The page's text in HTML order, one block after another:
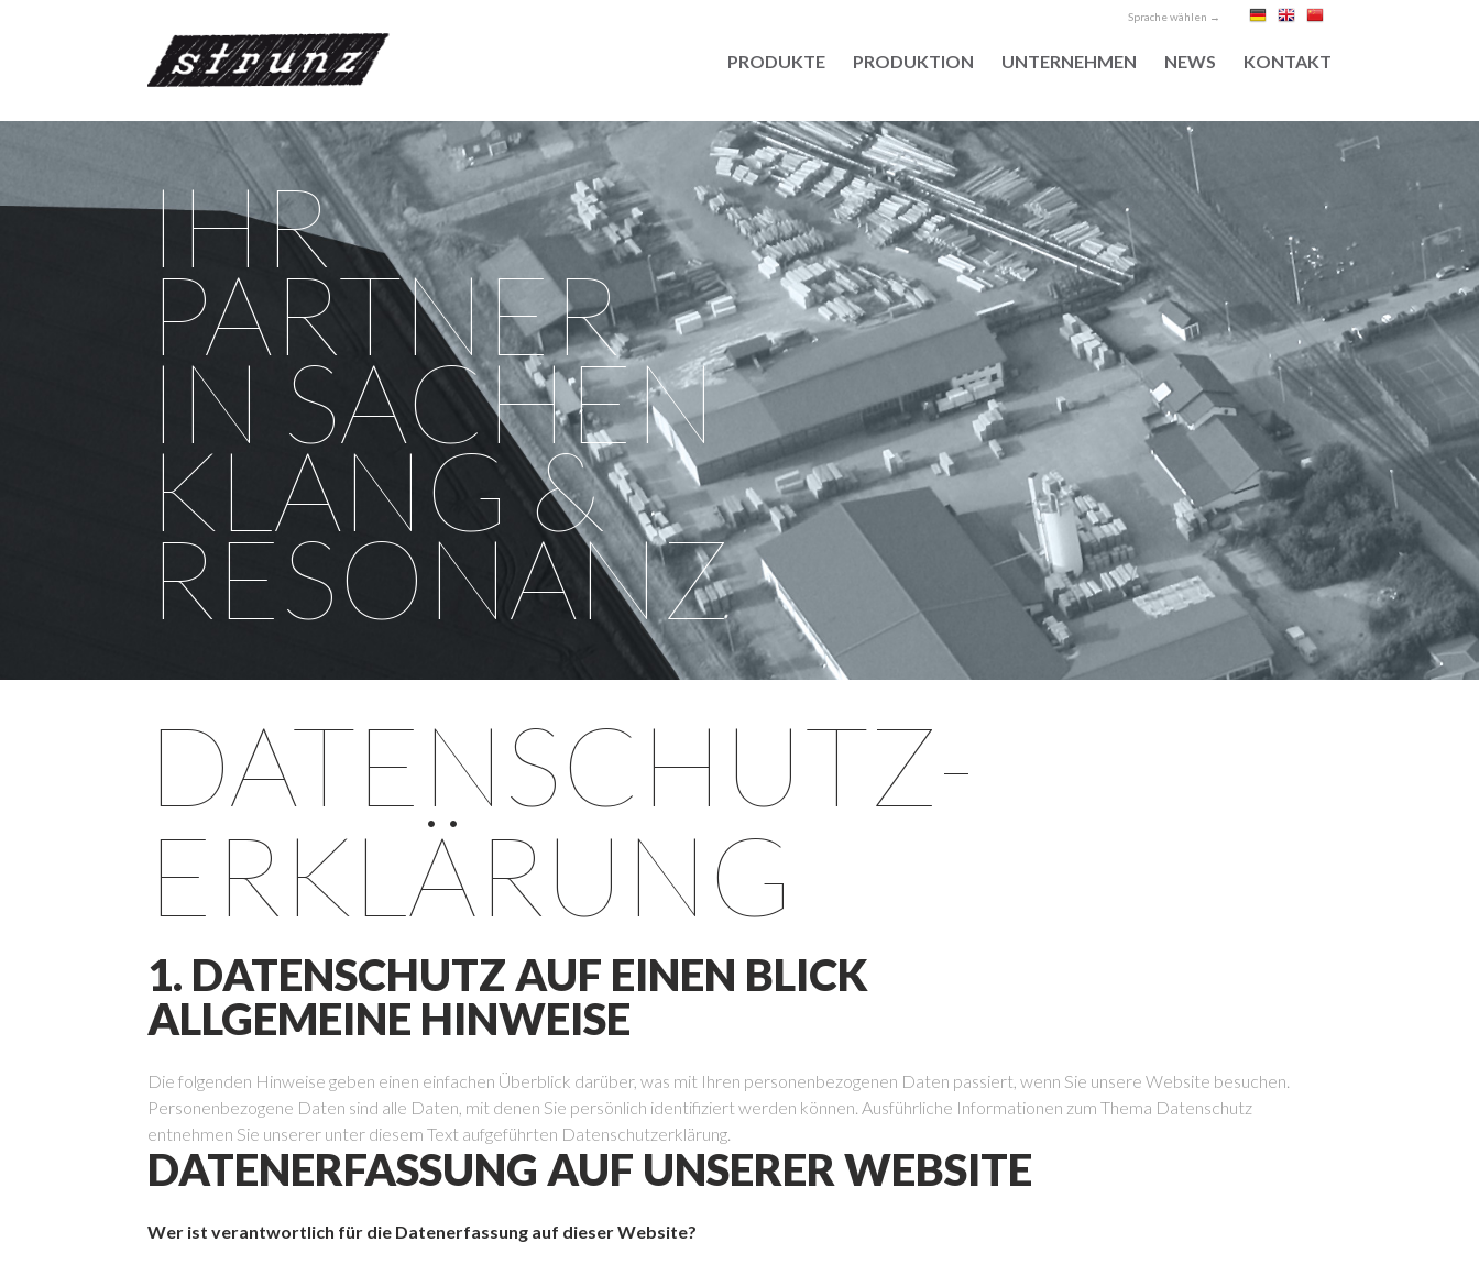
Sprache wählen →
PRODUKTE PRODUKTION UNTERNEHMEN NEWS KONTAKT
IHR
PARTNER
IN SACHEN
KLANG &
RESONANZ
DATENSCHUTZ­
ERKLÄRUNG
1. DATENSCHUTZ AUF EINEN BLICK
ALLGEMEINE HINWEISE
Die folgenden Hinweise geben einen einfachen Überblick darüber, was mit Ihren personenbezogenen Daten passiert, wenn Sie unsere Website besuchen.
Personenbezogene Daten sind alle Daten, mit denen Sie persönlich identifiziert werden können. Ausführliche Informationen zum Thema Datenschutz
entnehmen Sie unserer unter diesem Text aufgeführten Datenschutzerklärung.
DATENERFASSUNG AUF UNSERER WEBSITE
Wer ist verantwortlich für die Datenerfassung auf dieser Website?